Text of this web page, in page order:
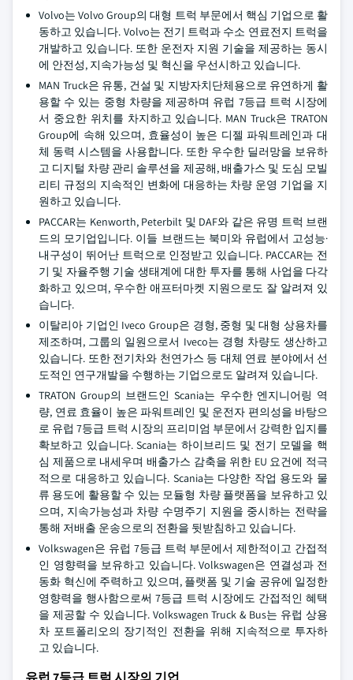
Volvo는 Volvo Group의 대형 트럭 부문에서 핵심 기업으로 활
동하고 있습니다. Volvo는 전기 트럭과 수소 연료전지 트럭을
개발하고 있습니다. 또한 운전자 지원 기술을 제공하는 동시
에 안전성, 지속가능성 및 혁신을 우선시하고 있습니다.
MAN Truck은 유통, 건설 및 지방자치단체용으로 유연하게 활
용할 수 있는 중형 차량을 제공하며 유럽 7등급 트럭 시장에
서 중요한 위치를 차지하고 있습니다. MAN Truck은 TRATON
Group에 속해 있으며, 효율성이 높은 디젤 파워트레인과 대
체 동력 시스템을 사용합니다. 또한 우수한 딜러망을 보유하
고 디지털 차량 관리 솔루션을 제공해, 배출가스 및 도심 모빌
리티 규정의 지속적인 변화에 대응하는 차량 운영 기업을 지
원하고 있습니다.
PACCAR는 Kenworth, Peterbilt 및 DAF와 같은 유명 트럭 브랜
드의 모기업입니다. 이들 브랜드는 북미와 유럽에서 고성능·
내구성이 뛰어난 트럭으로 인정받고 있습니다. PACCAR는 전
기 및 자율주행 기술 생태계에 대한 투자를 통해 사업을 다각
화하고 있으며, 우수한 애프터마켓 지원으로도 잘 알려져 있
습니다.
이탈리아 기업인 Iveco Group은 경형, 중형 및 대형 상용차를
제조하며, 그룹의 일원으로서 Iveco는 경형 차량도 생산하고
있습니다. 또한 전기차와 천연가스 등 대체 연료 분야에서 선
도적인 연구개발을 수행하는 기업으로도 알려져 있습니다.
TRATON Group의 브랜드인 Scania는 우수한 엔지니어링 역
량, 연료 효율이 높은 파워트레인 및 운전자 편의성을 바탕으
로 유럽 7등급 트럭 시장의 프리미엄 부문에서 강력한 입지를
확보하고 있습니다. Scania는 하이브리드 및 전기 모델을 핵
심 제품으로 내세우며 배출가스 감축을 위한 EU 요건에 적극
적으로 대응하고 있습니다. Scania는 다양한 작업 용도와 물
류 용도에 활용할 수 있는 모듈형 차량 플랫폼을 보유하고 있
으며, 지속가능성과 차량 수명주기 지원을 중시하는 전략을
통해 저배출 운송으로의 전환을 뒷받침하고 있습니다.
Volkswagen은 유럽 7등급 트럭 부문에서 제한적이고 간접적
인 영향력을 보유하고 있습니다. Volkswagen은 연결성과 전
동화 혁신에 주력하고 있으며, 플랫폼 및 기술 공유에 일정한
영향력을 행사함으로써 7등급 트럭 시장에도 간접적인 혜택
을 제공할 수 있습니다. Volkswagen Truck & Bus는 유럽 상용
차 포트폴리오의 장기적인 전환을 위해 지속적으로 투자하
고 있습니다.